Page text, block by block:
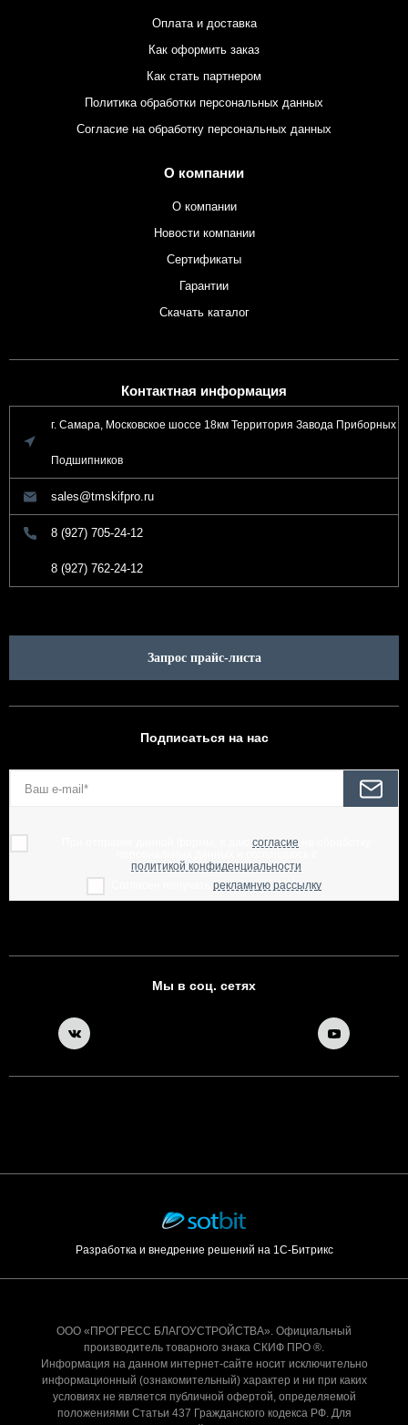
Оплата и доставка
Как оформить заказ
Как стать партнером
Политика обработки персональных данных
Согласие на обработку персональных данных
О компании
О компании
Новости компании
Сертификаты
Гарантии
Скачать каталог
Контактная информация
г. Самара, Московское шоссе 18км Территория Завода Приборных
Подшипников
sales@tmskifpro.ru
8 (927) 705-24-12
8 (927) 762-24-12
Запрос прайс-листа
Подписаться на нас
согласие
политикой конфиденциальности
рекламную рассылку
Мы в соц. сетях
Разработка и внедрение решений на 1С-Битрикс
ООО «ПРОГРЕСС БЛАГОУСТРОЙСТВА». Официальный
производитель товарного знака СКИФ ПРО ®.
Информация на данном интернет-сайте носит исключительно
информационный (ознакомительный) характер и ни при каких
условиях не является публичной офертой, определяемой
положениями Статьи 437 Гражданского кодекса РФ. Для